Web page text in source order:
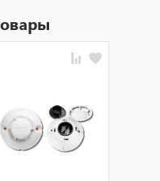
ИП 212-5
датчиками,
на дым и
в
корпус,